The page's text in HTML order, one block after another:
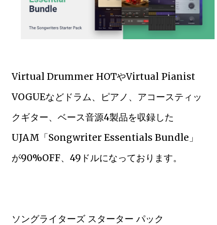
Virtual Drummer HOTやVirtual Pianist
VOGUEなどドラム、ピアノ、アコースティッ
クギター、ベース音源4製品を収録した
UJAM「Songwriter Essentials Bundle」
が90%OFF、49ドルになっております。
ソングライターズ スターター パック